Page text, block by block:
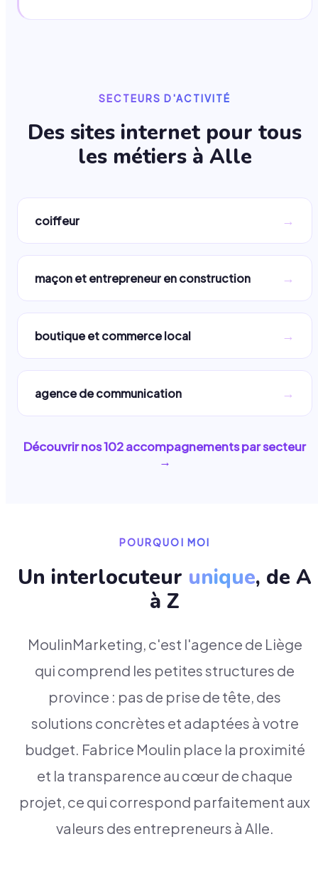
SECTEURS D'ACTIVITÉ
Des sites internet pour tous
les métiers à Alle
coiffeur →
maçon et entrepreneur en construction →
boutique et commerce local →
agence de communication →
Découvrir nos102accompagnements par secteur
→
POURQUOI MOI
Un interlocuteur unique, de A
à Z
MoulinMarketing, c'est l'agence de Liège
qui comprend les petites structures de
province : pas de prise de tête, des
solutions concrètes et adaptées à votre
budget. Fabrice Moulin place la proximité
et la transparence au cœur de chaque
projet, ce qui correspond parfaitement aux
valeurs des entrepreneurs à Alle.